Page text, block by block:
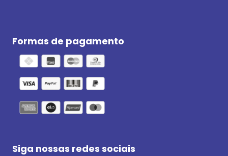
Formas de pagamento
Siga nossas redes sociais